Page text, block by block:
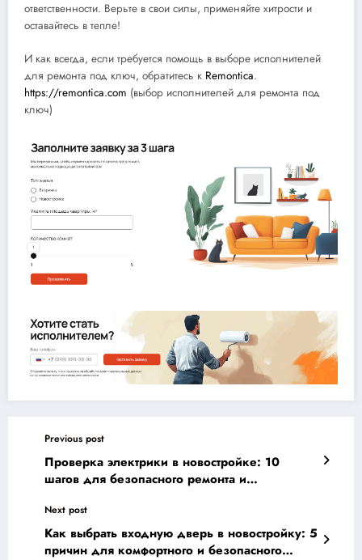
ответственности. Верьте в свои силы, применяйте хитрости и
оставайтесь в тепле!
И как всегда, если требуется помощь в выборе исполнителей
для ремонта под ключ, обратитесь к Remontica.
https://remontica.com (выбор исполнителей для ремонта под
ключ)
Previous post
Проверка электрики в новостройке: 10
шагов для безопасного ремонта и
Next post
Как выбрать входную дверь в новостройку: 5
причин для комфортного и безопасного